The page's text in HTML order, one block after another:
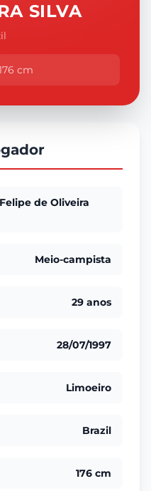
SILVA
cm
de Oliveira
Meio-campista
29 anos
28/07/1997
Limoeiro
Brazil
176 cm